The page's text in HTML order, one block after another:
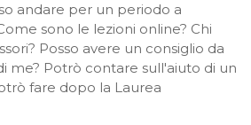
andare per un periodo a
sono le lezioni online? Chi
Posso avere un consiglio da
me? Potrò contare sull'aiuto di un
fare dopo la Laurea